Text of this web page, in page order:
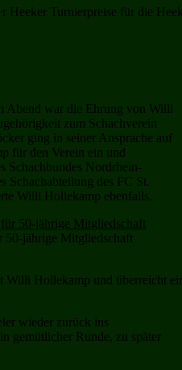
Turnierpreise für die
Abend war die Ehrung von Willi
zum Schachverein
ging in seiner Ansprache auf
für den Verein ein und
Schachbundes Nordrhein-
Schachabteilung des FC St.
Willi Hollekamp ebenfalls.
jährige Mitgliedschaft
Willi Hollekamp und überreicht
wieder zurück ins
gemütlicher Runde, zu später